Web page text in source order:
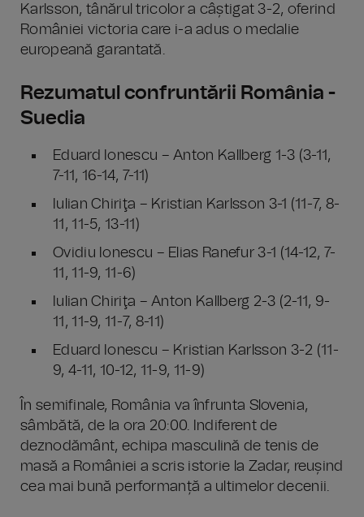
Karlsson, tânărul tricolor a câștigat 3-2, oferind
României victoria care i-a adus o medalie
europeană garantată.
Rezumatul confruntării România -
Suedia
Eduard Ionescu – Anton Kallberg 1-3 (3-11,
7-11, 16-14, 7-11)
Iulian Chiriţa – Kristian Karlsson 3-1 (11-7, 8-
11, 11-5, 13-11)
Ovidiu Ionescu – Elias Ranefur 3-1 (14-12, 7-
11, 11-9, 11-6)
Iulian Chiriţa – Anton Kallberg 2-3 (2-11, 9-
11, 11-9, 11-7, 8-11)
Eduard Ionescu – Kristian Karlsson 3-2 (11-
9, 4-11, 10-12, 11-9, 11-9)
În semifinale, România va înfrunta Slovenia,
sâmbătă, de la ora 20:00. Indiferent de
deznodământ, echipa masculină de tenis de
masă a României a scris istorie la Zadar, reușind
cea mai bună performanță a ultimelor decenii.